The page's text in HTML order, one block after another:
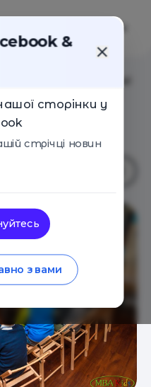
&
сторінки у
стрічці новин
з вами